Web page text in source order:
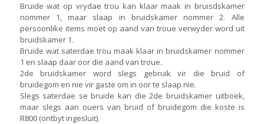
Bruide wat op vrydae trou kan klaar maak in bruisdskamer
nommer 1, maar slaap in bruidskamer nommer 2. Alle
persoonlike items moet op aand van troue verwyder word uit
bruidskamer 1.
Bruide wat saterdae trou maak klaar in bruidskamer nommer
1 en slaap daar oor die aand van troue.
2de bruidskamer word slegs gebruik vir die bruid of
bruidegom en nie vir gaste om in oor te slaap nie.
Slegs saterdae se bruide kan die 2de bruidskamer uitboek,
maar slegs aan ouers van bruid of bruidegom die koste is
R800 (ontbyt ingesluit).